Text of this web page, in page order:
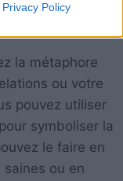
Privacy Policy
la métaphore
ou votre
pouvez utiliser
symboliser la
le faire en
ou en